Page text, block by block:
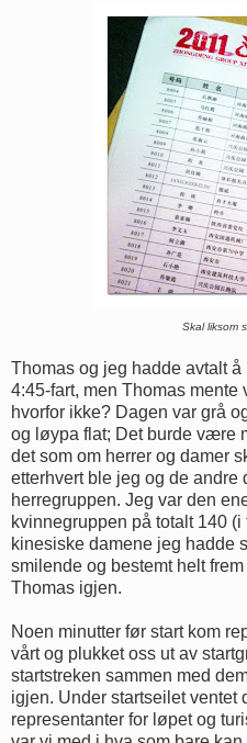
Skal liksom
Thomas og jeg hadde avtalt
4:45-fart, men Thomas mente
hvorfor ikke? Dagen var grå
og løypa flat; Det burde være
det som om herrer og damer
etterhvert ble jeg og de andre
herregruppen. Jeg var den
kvinnegruppen på totalt 140
kinesiske damene jeg hadde
smilende og bestemt helt
Thomas igjen.
Noen minutter før start kom
vårt og plukket oss ut av
startstreken sammen med
igjen. Under startseilet ventet
representanter for løpet og